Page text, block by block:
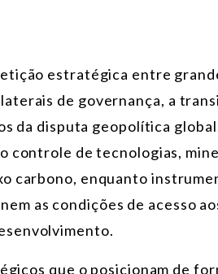
estratégica entre
de governança, a
da disputa geopolítica
controle de tecnologias,
carbono, enquanto
as condições de acesso
que o posicionam de